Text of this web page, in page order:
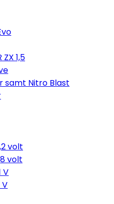
ZX 1,5
samt Nitro Blast
volt
volt
V